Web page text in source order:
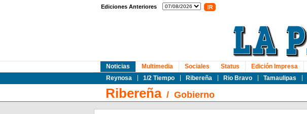
Ediciones Anteriores
Noticias
Reynosa
1/2 Tiempo Ribereña Rio Bravo Tamaulipas
Multimedia Sociales Status Edición Impresa
Ribereña/ Gobierno